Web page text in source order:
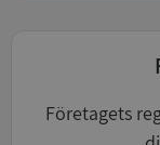
Företagets